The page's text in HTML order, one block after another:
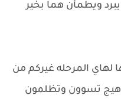
يبرد ويطمأن هما بخير
لهاي المرحله غيركم من
تسوون وتظلمون